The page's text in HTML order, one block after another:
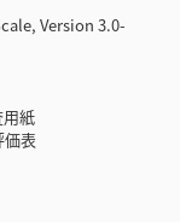
Version 3.0-
紙
価表